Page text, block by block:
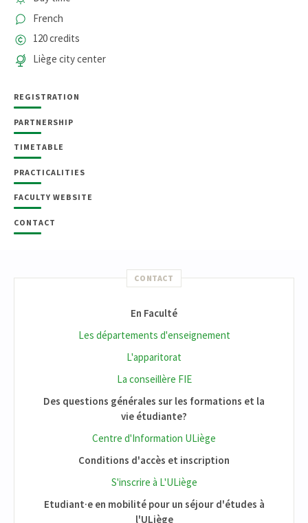
French
120 credits
Liège city center
REGISTRATION
PARTNERSHIP
TIMETABLE
PRACTICALITIES
FACULTY WEBSITE
CONTACT
CONTACT
En Faculté
Les départements d'enseignement
L'apparitorat
La conseillère FIE
Des questions générales sur les formations et la
vie étudiante?
Centre d'Information ULiège
Conditions d'accès et inscription
S'inscrire à L'ULiège
Etudiant·e en mobilité pour un séjour d'études à
l'ULiège